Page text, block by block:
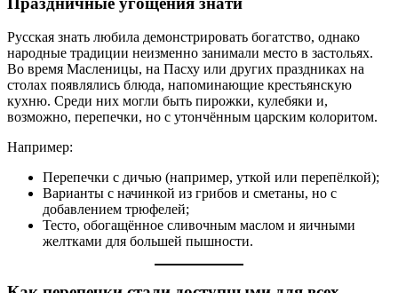
Русская знать любила демонстрировать богатство, однако
народные традиции неизменно занимали место в застольях.
Во время Масленицы, на Пасху или других праздниках на
столах появлялись блюда, напоминающие крестьянскую
кухню. Среди них могли быть пирожки, кулебяки и,
возможно, перепечки, но с утончённым царским колоритом.
Например:
Перепечки с дичью (например, уткой или перепёлкой);
Варианты с начинкой из грибов и сметаны, но с
добавлением трюфелей;
Тесто, обогащённое сливочным маслом и яичными
желтками для большей пышности.